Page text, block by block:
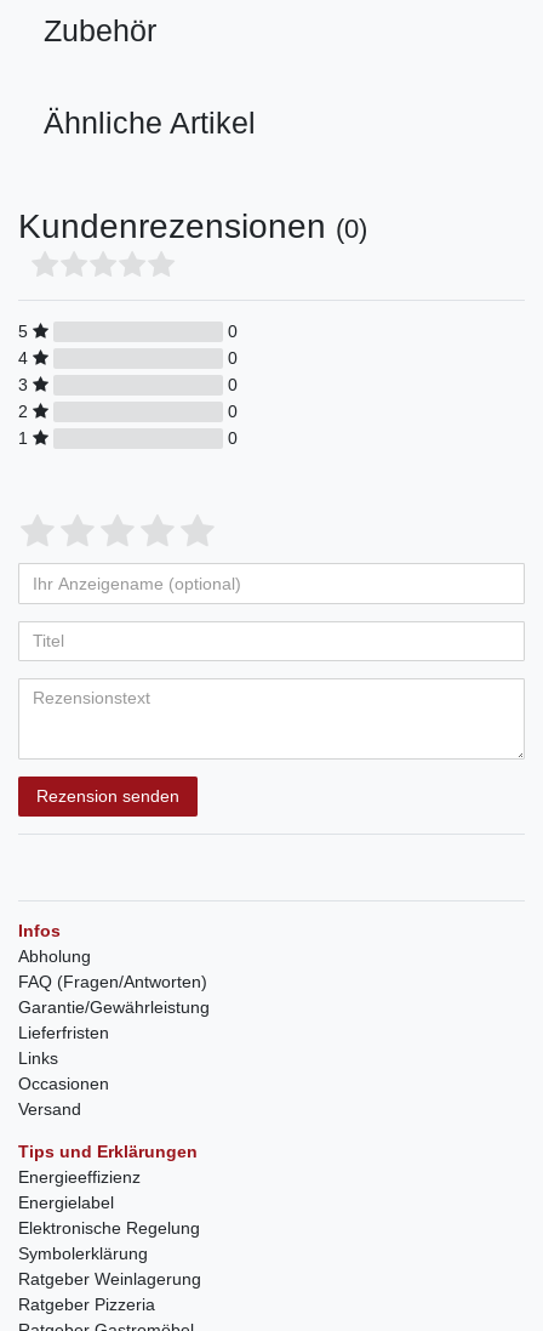
Zubehör
Ähnliche Artikel
Kundenrezensionen (0)
5
0
4
0
3
0
2
0
1
0
Rezension senden
Infos
Abholung
FAQ (Fragen/Antworten)
Garantie/Gewährleistung
Lieferfristen
Links
Occasionen
Versand
Tips und Erklärungen
Energieeffizienz
Energielabel
Elektronische Regelung
Symbolerklärung
Ratgeber Weinlagerung
Ratgeber Pizzeria